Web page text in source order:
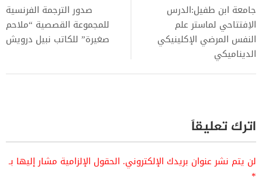
جامعة ابن طفيل:الدرس
الاِفتتاحي لماستر علم
النفس المرضي الإكلينيكي
الديناميكي
صدور الترجمة الفرنسية
للمجموعة القصصية “ملاحم
صغيرة” للكاتب نبيل درويش
اترك تعليقاً
لن يتم نشر عنوان بريدك الإلكتروني. الحقول الإلزامية مشار إليها بـ
*